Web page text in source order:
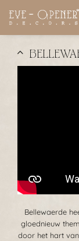
Bellewaerde
gloednieuw
door het hart